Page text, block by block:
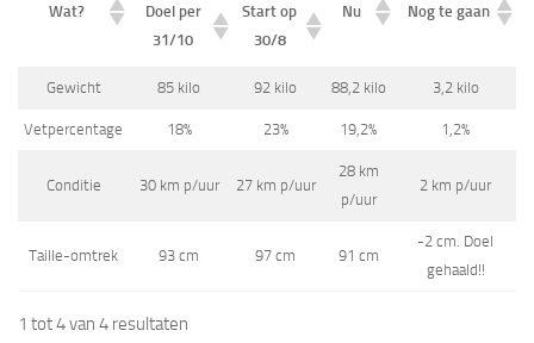
Wat?
Doel per
31/10
Start op
30/8
Nu Nog te gaan
Gewicht 85 kilo 92 kilo 88,2 kilo 3,2 kilo
Vetpercentage 18% 23% 19,2% 1,2%
Conditie 30 km p/uur 27 km p/uur
28 km
p/uur
2 km p/uur
Taille-omtrek 93 cm 97 cm 91 cm
-2 cm. Doel
gehaald!!
1 tot 4 van 4 resultaten